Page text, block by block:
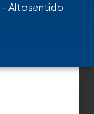
– Altosentido